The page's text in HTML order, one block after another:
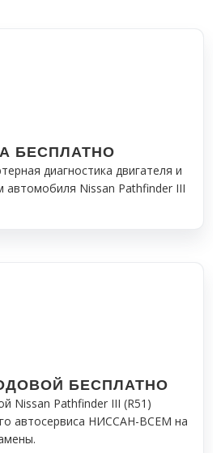
БЕСПЛАТНО
диагностика двигателя и
автомобиля Nissan Pathfinder III
БЕСПЛАТНО
Nissan Pathfinder III (R51)
автосервиса НИССАН-ВСЕМ на